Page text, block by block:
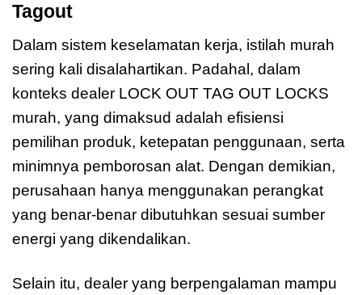
Tagout
Dalam sistem keselamatan kerja, istilah murah
sering kali disalahartikan. Padahal, dalam
konteks dealer LOCK OUT TAG OUT LOCKS
murah, yang dimaksud adalah efisiensi
pemilihan produk, ketepatan penggunaan, serta
minimnya pemborosan alat. Dengan demikian,
perusahaan hanya menggunakan perangkat
yang benar-benar dibutuhkan sesuai sumber
energi yang dikendalikan.
Selain itu, dealer yang berpengalaman mampu